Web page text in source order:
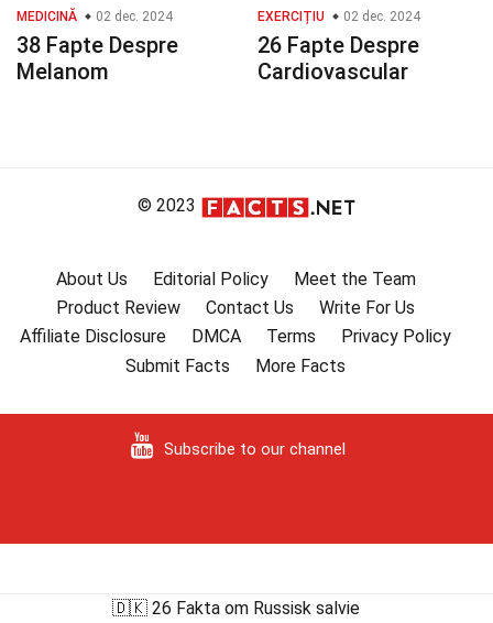
MEDICINĂ 02 dec. 2024
38 Fapte Despre
Melanom
EXERCIȚIU 02 dec. 2024
26 Fapte Despre
Cardiovascular
© 2023
About Us Editorial Policy
Meet the Team
Product Review
Contact Us
Write For Us
Affiliate Disclosure
DMCA Terms
Privacy Policy
Submit Facts
More Facts
Subscribe to our channel
🇩🇰 26 Fakta om Russisk salvie